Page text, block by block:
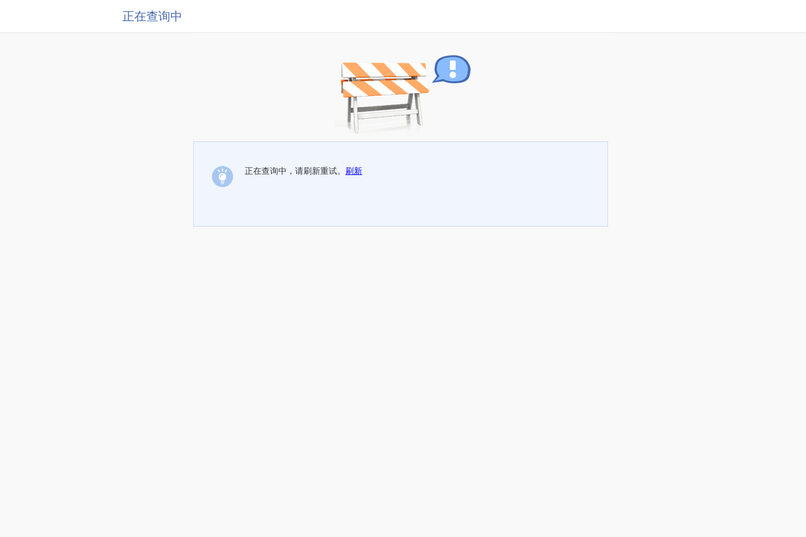
正在查询中
正在查询中，请刷新重试。 刷新